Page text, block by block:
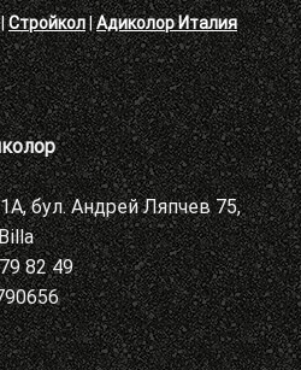
Стройкол|Адиколор Италия
бул. Андрей Ляпчев 75,
82 49